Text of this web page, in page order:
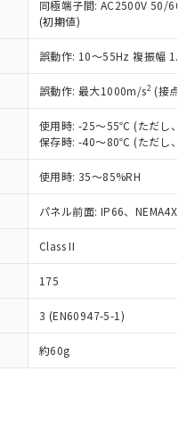
同極端子間: AC2500V 50/
(初期値)
誤動作: 10～55Hz 複振幅
誤動作: 最大1000m/s2 (接点
使用時: -25～55℃ (ただし、氷
保存時: -40～80℃ (ただし、氷
使用時: 35～85%RH
パネル前面: IP66、NEMA4X,
Class II
175
3 (EN60947-5-1)
約60g
さい。
価格照会結果は、
時点での社内デー
れるものであり、閲
実際の在庫および標
よび標準価格はお客
たはお客様担当のオ
売店・当社販売員に
販売店や当社販売拠
ワーク
」をご確認
価格結果を当社の
者に漏洩または開
いします。
品リスト作成サー
だくには、I-Web
されている必要が
あります。
1000ppm以下、 カド
下、ポリ臭化ビフェニル
化ジフェニルエーテル類
酸ビス(2-エチルヘキシ
以下、フタル酸ブチ
以下、フタル酸ジブチル
ル酸ジイソブチル
および制御機器に対する
ついては閾値を超える意
ています。
などにより、予定
ます。
社販売部門へお問
T26572)：
: 1000ppm、 Cd(カドミウ
、 PBBs(ポリ臭化ビフェ
リ臭化ジフェニルエーテ
ヘキシル)) : 1000ppm
質）のすべてが基
します。
下において有害物
境に深刻な影響を
ます。
社製品のうち、外国
法に定める商品
」という）を輸出
供する場合は、日本
(または役務取引許
の必要な手続きを
破棄する場合は、完
を講じます。
、核兵器、ミサイ
物兵器またはその他
の製造装置等に一切
を第三者に販売する
よび3の内容を当
ます。また当社は、
に係わる関係者が違
せん。
在庫あり
たないが在庫あり
の在庫状況につ
様のお取引先、ま
当のオムロン制御
当社販売員にご確
、また在庫状況の
いない機種